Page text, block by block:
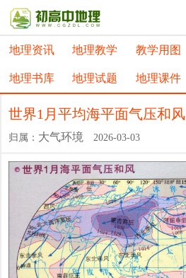
地理资讯 地理教学 教学用图
地理书库 地理试题 地理课件
世界1月平均海平面气压和风
归属： 大气环境 2026-03-03